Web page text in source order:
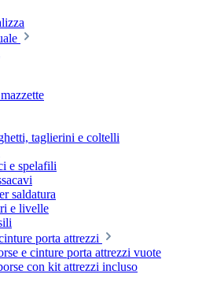
taglierini e coltelli
e spelafili
saldatura
e livelle
porta attrezzi
e cinture porta attrezzi vuote
con kit attrezzi incluso